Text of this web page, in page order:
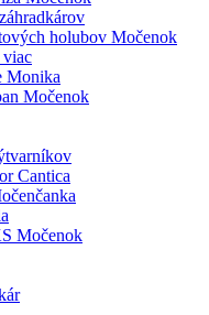
holubov Močenok
viac
Monika
Močenok
Cantica
Močenok